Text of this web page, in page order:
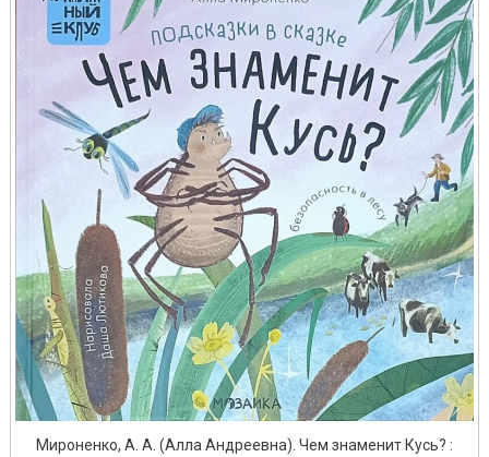
Мироненко, А. А. (Алла Андреевна). Чем знаменит Кусь? :